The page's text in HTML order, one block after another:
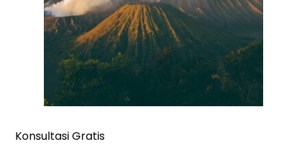
Konsultasi Gratis